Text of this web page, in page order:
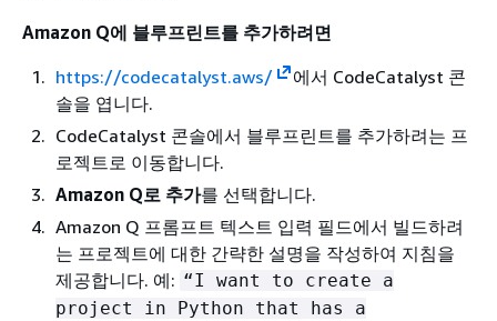
Amazon Q에 블루프린트를 추가하려면
https://codecatalyst.aws/
에서 CodeCatalyst 콘
솔을 엽니다.
CodeCatalyst 콘솔에서 블루프린트를 추가하려는 프
로젝트로 이동합니다.
Amazon Q로 추가를 선택합니다.
Amazon Q 프롬프트 텍스트 입력 필드에서 빌드하려
는 프로젝트에 대한 간략한 설명을 작성하여 지침을
제공합니다. 예: “I want to create a
project in Python that has a